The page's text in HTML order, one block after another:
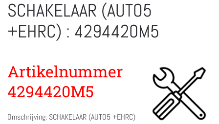
SCHAKELAAR (AUTO5
+EHRC) : 4294420M5
Artikelnummer
4294420M5
Omschrijving: SCHAKELAAR (AUTO5 +EHRC)